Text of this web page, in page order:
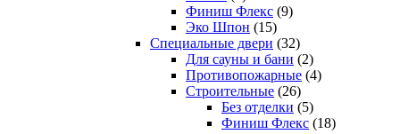
Финиш Флекс (9)
Эко Шпон (15)
Специальные двери (32)
Для сауны и бани (2)
Противопожарные (4)
Строительные (26)
Без отделки (5)
Финиш Флекс (18)